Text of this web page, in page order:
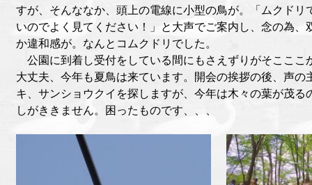
すが、そんななか、頭上の電線に小型の鳥が。「ムクドリ
いのでよく見てください！」と大声でご案内し、念の為、
か違和感が。なんとコムクドリでした。
公園に到着し受付をしている間にもさえずりがそこここ
大丈夫、今年も夏鳥は来ています。開会の挨拶の後、声の
キ、サンショウクイを探しますが、今年は木々の葉が茂る
しがききません。困ったものです、、、